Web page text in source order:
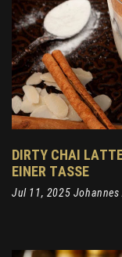
DIRTY CHAI
EINER TASSE
Jul 11, 2025 Johannes